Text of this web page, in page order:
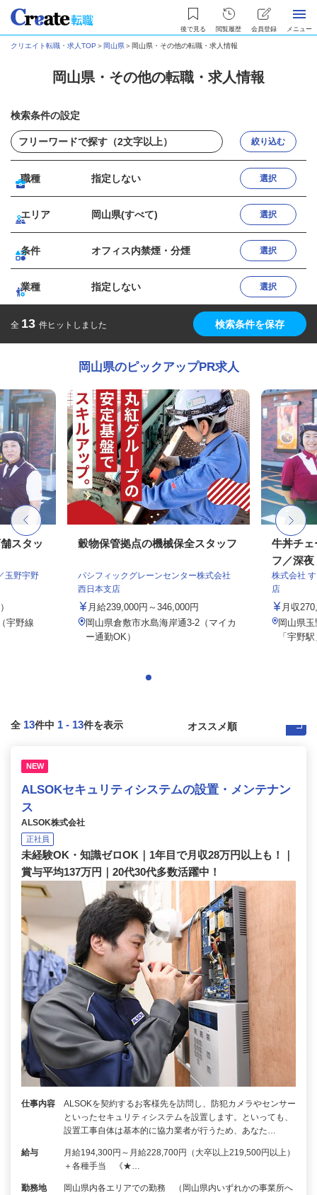
後で見る 閲覧履歴 会員登録 メニュー
クリエイト転職・求人TOP ＞ 岡山県＞ 岡山県・その他の転職・求人情報
岡山県・その他の転職・求人情報
検索条件の設定
絞り込む
職種 指定しない 選択
エリア 岡山県(すべて) 選択
条件 オフィス内禁煙・分煙 選択
業種 指定しない 選択
全 13 件ヒットしました 検索条件を保存
岡山県のピックアップPR求人
スタッ
玉野宇野
宇野線
穀物保管拠点の機械保全スタッフ
パシフィックグレーンセンター株式会社
西日本支店
月給239,000円～346,000円
岡山県倉敷市水島海岸通3-2（マイカ
ー通勤OK）
牛丼チェ
フ／深夜
株式会社
店
月収
岡山県玉
「宇野
全 13件中 1 - 13件を表示
NEW
ALSOKセキュリティシステムの設置・メンテナン
ス
ALSOK株式会社
正社員
未経験OK・知識ゼロOK｜1年目で月収28万円以上も！｜
賞与平均137万円｜20代30代多数活躍中！
仕事内容
ALSOKを契約するお客様先を訪問し、防犯カメラやセンサー
といったセキュリティシステムを設置します。といっても、
設置工事自体は基本的に協力業者が行うため、あなた…
給与
月給194,300円～月給228,700円（大卒以上219,500円以上）
＋各種手当 《★…
勤務地
岡山県内各エリアでの勤務 （岡山県内いずれかの事業所へ